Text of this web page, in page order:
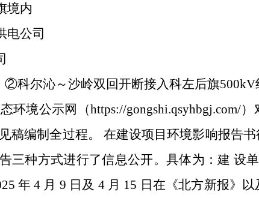
境内
电公司
科尔沁～沙岭双回开断接入科左后旗500kV
环境公示网（https://gongshi.qsyhbgj.com/
稿编制全过程。 在建设项目环境影响报告
三种方式进行了信息公开。具体为：建 设
年 4 月 9 日及 4 月 15 日在《北方新报》